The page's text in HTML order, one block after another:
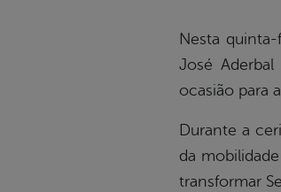
Nesta
José
ocasião para
Durante a
da
transformar